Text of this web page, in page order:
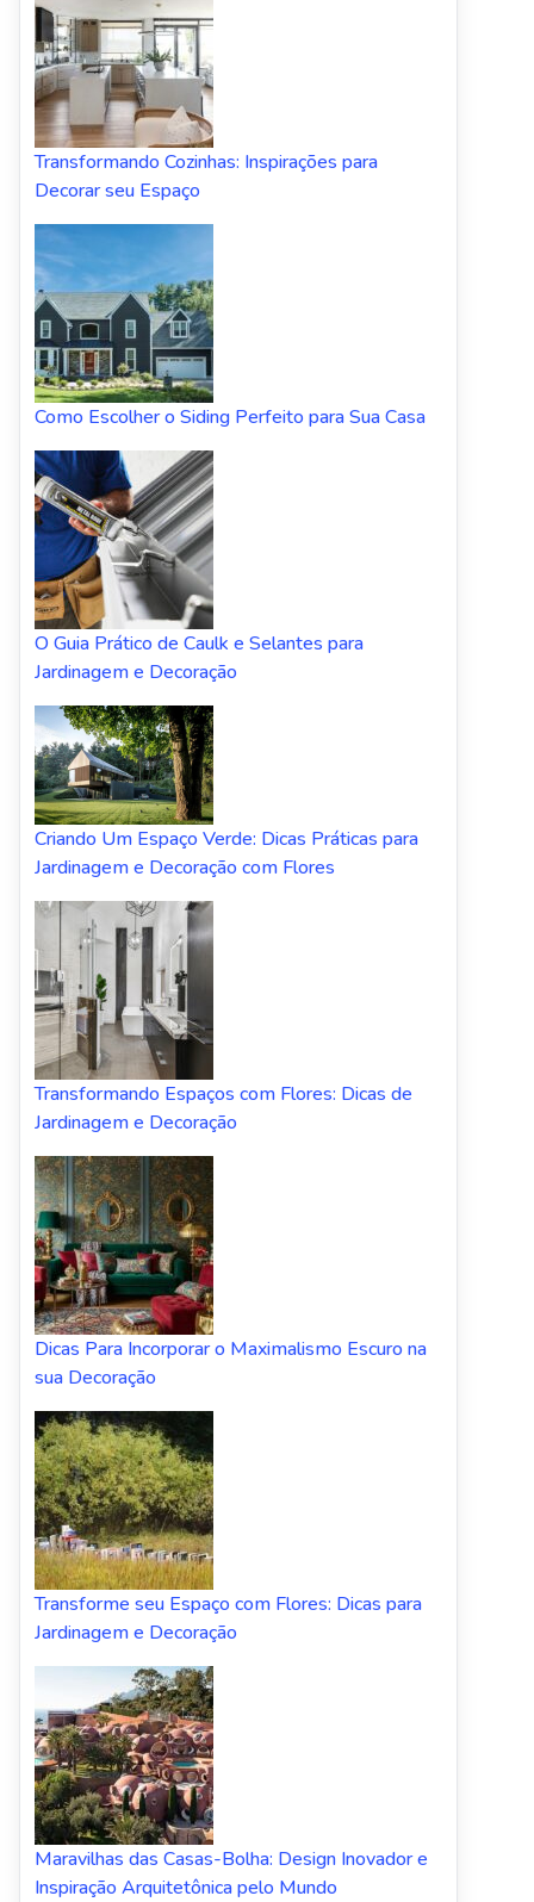
Transformando Cozinhas: Inspirações para
Decorar seu Espaço
Como Escolher o Siding Perfeito para Sua Casa
O Guia Prático de Caulk e Selantes para
Jardinagem e Decoração
Criando Um Espaço Verde: Dicas Práticas para
Jardinagem e Decoração com Flores
Transformando Espaços com Flores: Dicas de
Jardinagem e Decoração
Dicas Para Incorporar o Maximalismo Escuro na
sua Decoração
Transforme seu Espaço com Flores: Dicas para
Jardinagem e Decoração
Maravilhas das Casas-Bolha: Design Inovador e
Inspiração Arquitetônica pelo Mundo